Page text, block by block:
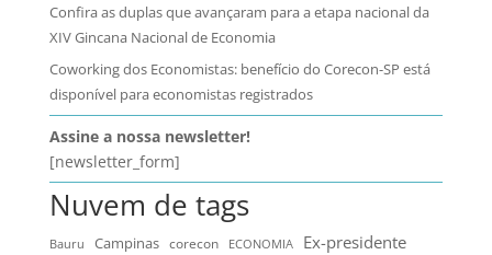
Confira as duplas que avançaram para a etapa nacional da
XIV Gincana Nacional de Economia
Coworking dos Economistas: benefício do Corecon-SP está
disponível para economistas registrados
Assine a nossa newsletter!
[newsletter_form]
Nuvem de tags
Bauru Campinas corecon ECONOMIA Ex-presidente